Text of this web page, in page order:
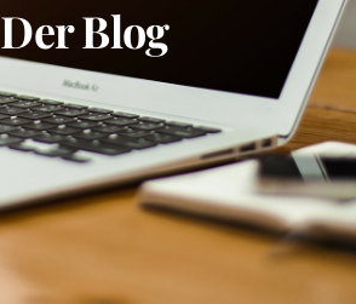
Der Blog